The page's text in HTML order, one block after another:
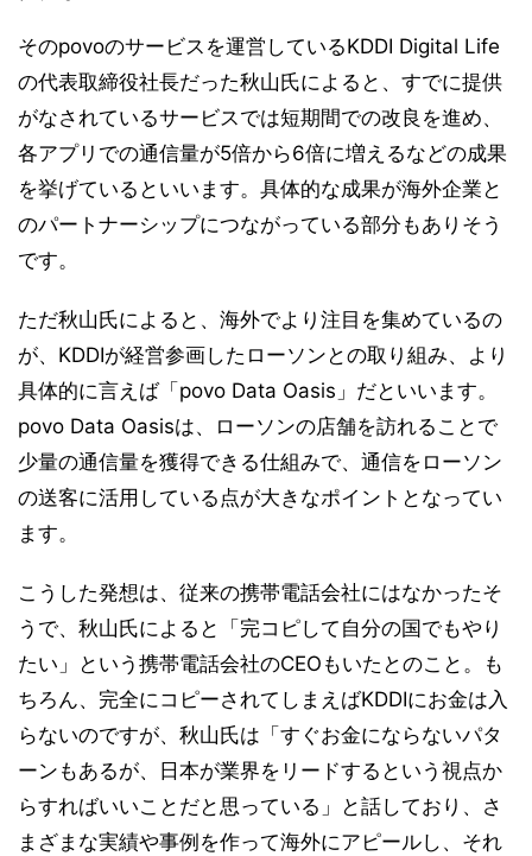
そのpovoのサービスを運営しているKDDI Digital Life
の代表取締役社長だった秋山氏によると、すでに提供
がなされているサービスでは短期間での改良を進め、
各アプリでの通信量が5倍から6倍に増えるなどの成果
を挙げているといいます。具体的な成果が海外企業と
のパートナーシップにつながっている部分もありそう
です。
ただ秋山氏によると、海外でより注目を集めているの
が、KDDIが経営参画したローソンとの取り組み、より
具体的に言えば「povo Data Oasis」だといいます。
povo Data Oasisは、ローソンの店舗を訪れることで
少量の通信量を獲得できる仕組みで、通信をローソン
の送客に活用している点が大きなポイントとなってい
ます。
こうした発想は、従来の携帯電話会社にはなかったそ
うで、秋山氏によると「完コピして自分の国でもやり
たい」という携帯電話会社のCEOもいたとのこと。も
ちろん、完全にコピーされてしまえばKDDIにお金は入
らないのですが、秋山氏は「すぐお金にならないパタ
ーンもあるが、日本が業界をリードするという視点か
らすればいいことだと思っている」と話しており、さ
まざまな実績や事例を作って海外にアピールし、それ